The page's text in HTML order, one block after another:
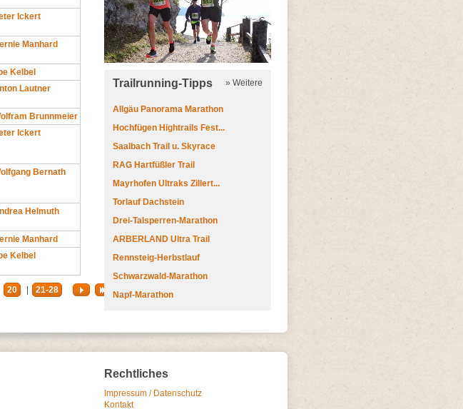
Ickert
Manhard
Kelbel
Lautner
Brunnmeier
Ickert
Bernath
Helmuth
Manhard
Kelbel
20 21-28
Trailrunning-Tipps » Weitere
Allgäu Panorama Marathon
Hochfügen Hightrails Fest...
Saalbach Trail u. Skyrace
RAG Hartfüßler Trail
Mayrhofen Ultraks Zillert...
Torlauf Dachstein
Drei-Talsperren-Marathon
ARBERLAND Ultra Trail
Rennsteig-Herbstlauf
Schwarzwald-Marathon
Napf-Marathon
Rechtliches
Impressum / Datenschutz
Kontakt